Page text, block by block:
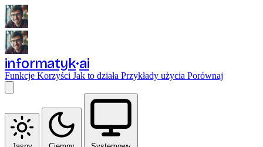
informatyk ai
Funkcje Korzyści Jak to działa Przykłady użycia Porównaj